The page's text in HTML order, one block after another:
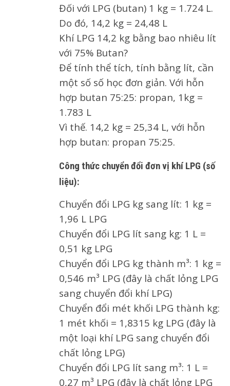
Đối với LPG (butan) 1 kg = 1.724 L.
Do đó, 14,2 kg = 24,48 L
Khí LPG 14,2 kg bằng bao nhiêu lít
với 75% Butan?
Để tính thể tích, tính bằng lít, cần
một số số học đơn giản. Với hỗn
hợp butan 75:25: propan, 1kg =
1.783 L
Vì thế. 14,2 kg = 25,34 L, với hỗn
hợp butan: propan 75:25.
Công thức chuyển đổi đơn vị khí LPG (số
liệu):
Chuyển đổi LPG kg sang lít: 1 kg =
1,96 L LPG
Chuyển đổi LPG lít sang kg: 1 L =
0,51 kg LPG
Chuyển đổi LPG kg thành m³: 1 kg =
0,546 m³ LPG (đây là chất lỏng LPG
sang chuyển đổi khí LPG)
Chuyển đổi mét khối LPG thành kg:
1 mét khối = 1,8315 kg LPG (đây là
một loại khí LPG sang chuyển đổi
chất lỏng LPG)
Chuyển đổi LPG lít sang m³: 1 L =
0,27 m³ LPG (đây là chất lỏng LPG